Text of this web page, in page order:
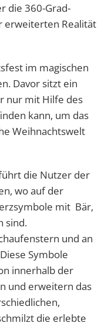
die 360-Grad-
erweiterten Realität
im magischen
Davor sitzt ein
nur mit Hilfe des
kann, um das
Weihnachtswelt
die Nutzer der
wo auf der
mit Bär,
sind.
und an
Symbole
innerhalb der
und erweitern das
die erlebte